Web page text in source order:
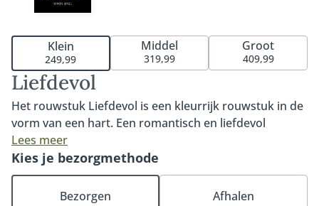
Liefdevol
Het rouwstuk Liefdevol is een kleurrijk rouwstuk in de
vorm van een hart. Een romantisch en liefdevol
bloemstuk door de gekozen bloemsoorten. Het
hartvormige rouwstuk kenmerkt zich door haar
bijzondere rozen in warme kleuren en roze tinten.
Verkrijgbaar in 35cm, 45cm of 60cm. Fijn om te weten:
Lees meer
Klein
249,99
Middel
319,99
Groot
409,99
Kies je bezorgmethode
Bezorgen Afhalen